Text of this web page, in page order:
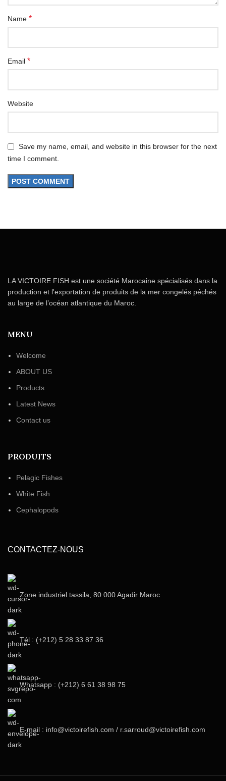
Name *
Email *
Website
Save my name, email, and website in this browser for the next
time I comment.
LA VICTOIRE FISH est une société Marocaine spécialisés dans la
production et l'exportation de produits de la mer congelés péchés
au large de l’océan atlantique du Maroc.
MENU
Welcome
ABOUT US
Products
Latest News
Contact us
PRODUITS
Pelagic Fishes
White Fish
Cephalopods
CONTACTEZ-NOUS
Zone industriel tassila, 80 000 Agadir Maroc
Tél : (+212) 5 28 33 87 36‬
Whatsapp : (+212) 6 61 38 98 75
E-mail : info@victoirefish.com / r.sarroud@victoirefish.com